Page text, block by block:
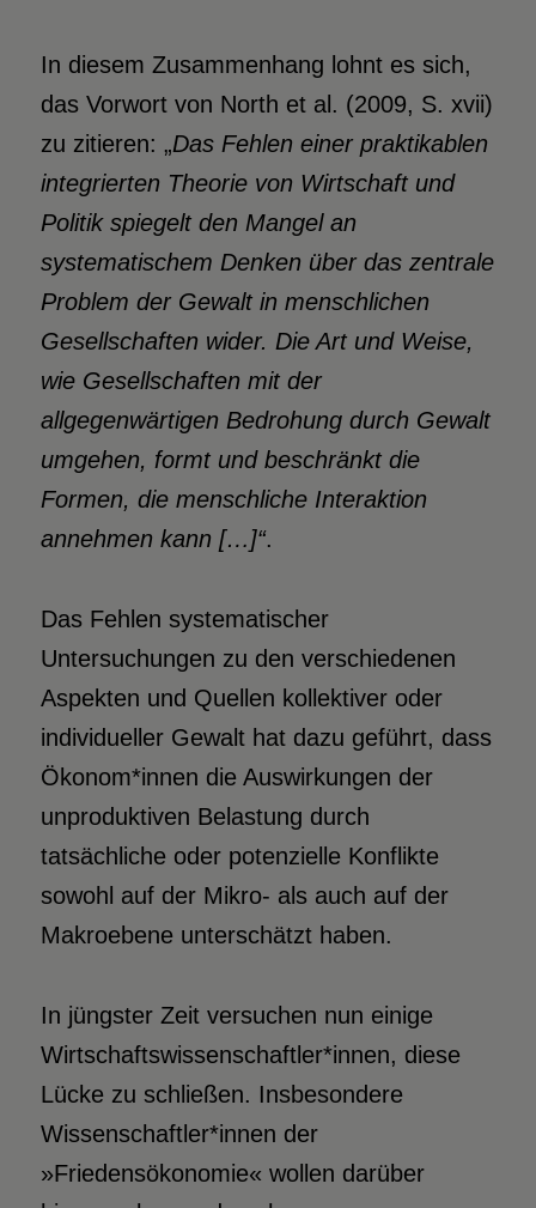
In diesem Zusammenhang lohnt es sich,
das Vorwort von North et al. (2009, S. xvii)
zu zitieren: „DasFehlen einer praktikablen
integrierten Theorie von Wirtschaft und
Politik spiegeltden Mangel an
systematischem Denken über das zentrale
Problem derGewalt in menschlichen
Gesellschaften wider. Die Art und Weise,
wieGesellschaften mit der
allgegenwärtigen Bedrohung durch Gewalt
umgehen, formt undbeschränkt die
Formen, die menschliche Interaktion
annehmen kann […]“.
Das Fehlen systematischer
Untersuchungen zu den verschiedenen
Aspekten und Quellen kollektiver oder
individueller Gewalt hat dazu geführt, dass
Ökonom*innen die Auswirkungen der
unproduktiven Belastung durch
tatsächliche oder potenzielle Konflikte
sowohl auf der Mikro- als auch auf der
Makroebene unterschätzt haben.
In jüngster Zeit versuchen nun einige
Wirtschaftswissenschaftler*innen, diese
Lücke zu schließen. Insbesondere
Wissenschaftler*innen der
»Friedensökonomie« wollen darüber